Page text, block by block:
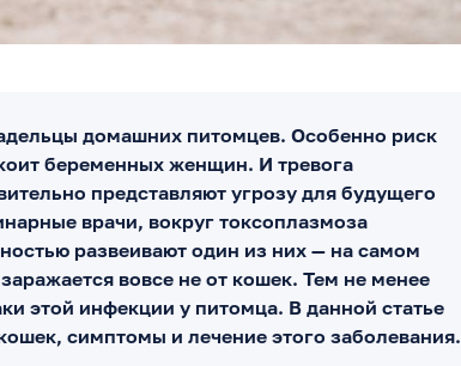
домашних питомцев. Особенно риск
беременных женщин. И тревога
представляют угрозу для будущего
врачи, вокруг токсоплазмоза
развеивают один из них — на самом
вовсе не от кошек. Тем не менее
этой инфекции у питомца. В данной статье
симптомы и лечение этого заболевания.